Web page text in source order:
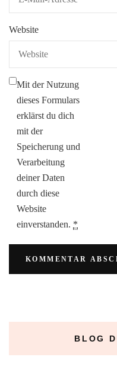
Website
Mit der Nutzung
dieses Formulars
erklärst du dich
mit der
Speicherung und
Verarbeitung
deiner Daten
durch diese
Website
einverstanden. *
BLOG